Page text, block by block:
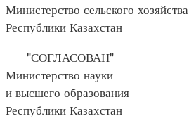
Министерство сельского хозяйства
Республики Казахстан
"СОГЛАСОВАН"
Министерство науки
и высшего образования
Республики Казахстан